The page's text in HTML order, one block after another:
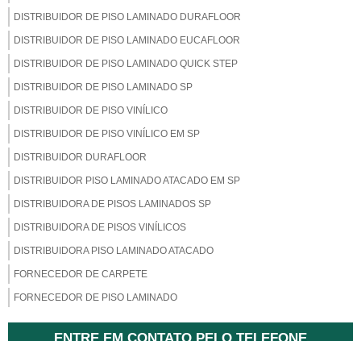
DISTRIBUIDOR DE PISO LAMINADO DURAFLOOR
DISTRIBUIDOR DE PISO LAMINADO EUCAFLOOR
DISTRIBUIDOR DE PISO LAMINADO QUICK STEP
DISTRIBUIDOR DE PISO LAMINADO SP
DISTRIBUIDOR DE PISO VINÍLICO
DISTRIBUIDOR DE PISO VINÍLICO EM SP
DISTRIBUIDOR DURAFLOOR
DISTRIBUIDOR PISO LAMINADO ATACADO EM SP
DISTRIBUIDORA DE PISOS LAMINADOS SP
DISTRIBUIDORA DE PISOS VINÍLICOS
DISTRIBUIDORA PISO LAMINADO ATACADO
FORNECEDOR DE CARPETE
FORNECEDOR DE PISO LAMINADO
FORNECEDOR DE PISO LAMINADO EM SP